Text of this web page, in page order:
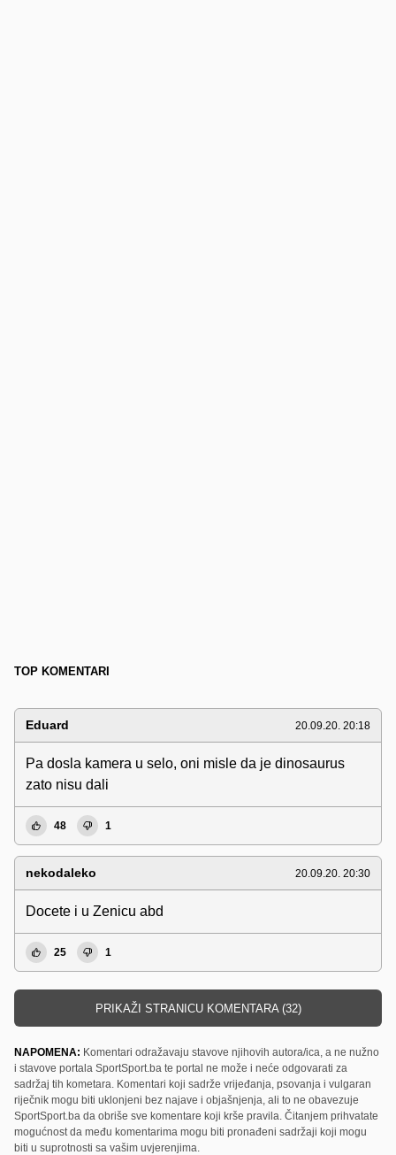
TOP KOMENTARI
Eduard 20.09.20. 20:18
Pa dosla kamera u selo, oni misle da je dinosaurus
zato nisu dali
48 1
nekodaleko 20.09.20. 20:30
Docete i u Zenicu abd
25 1
PRIKAŽI STRANICU KOMENTARA (32)
NAPOMENA: Komentari odražavaju stavove njihovih autora/ica, a ne nužno
i stavove portala SportSport.ba te portal ne može i neće odgovarati za
sadržaj tih kometara. Komentari koji sadrže vrijeđanja, psovanja i vulgaran
riječnik mogu biti uklonjeni bez najave i objašnjenja, ali to ne obavezuje
SportSport.ba da obriše sve komentare koji krše pravila. Čitanjem prihvatate
mogućnost da među komentarima mogu biti pronađeni sadržaji koji mogu
biti u suprotnosti sa vašim uvjerenjima.